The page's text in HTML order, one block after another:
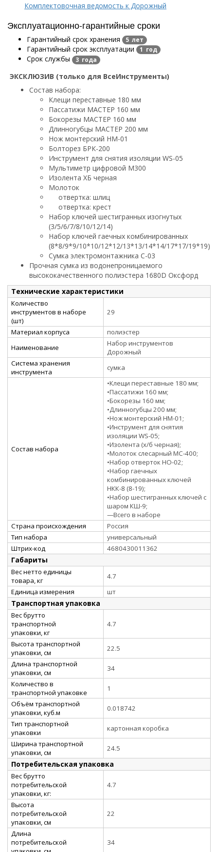
Комплектовочная ведомость к Дорожный
Эксплуатационно-гарантийные сроки
Гарантийный срок хранения 5 лет
Гарантийный срок эксплуатации 1 год
Срок службы 3 года
ЭКСКЛЮЗИВ (только для ВсеИнструменты)
Состав набора:
Клещи переставные 180 мм
Пассатижи МАСТЕР 160 мм
Бокорезы МАСТЕР 160 мм
Длинногубцы МАСТЕР 200 мм
Нож монтерский НМ-01
Болторез БРК-200
Инструмент для снятия изоляции WS-05
Мультиметр цифровой M300
Изолента ХБ черная
Молоток
отвертка: шлиц
отвертка: крест
Набор ключей шестигранных изогнутых
(3/5/6/7/8/10/12/14)
Набор ключей гаечных комбинированных
(8*8/9*9/10*10/12*12/13*13/14*14/17*17/19*19)
Сумка электромонтажника С-03
Прочная сумка из водонепроницаемого
высококачественного полиэстера 1680D Оксфорд
Технические характеристики
Количество
инструментов в наборе
(шт)
29
Материал корпуса
полиэстер
Наименование
Набор инструментов
Дорожный
Система хранения
инструмента
сумка
Состав набора
•Клещи переставные 180 мм;
•Пассатижи 160 мм;
•Бокорезы 160 мм;
•Длинногубцы 200 мм;
•Нож монтерский НМ-01;
•Инструмент для снятия
изоляции WS-05;
•Изолента (х/б черная);
•Молоток слесарный МС-400;
•Набор отверток НО-02;
•Набор гаечных
комбинированных ключей
НКК-8 (8-19);
•Набор шестигранных ключей с
шаром КШ-9;
—Всего в наборе
Страна происхождения
Россия
Тип набора
универсальный
Штрих-код
4680430011362
Габариты
Вес нетто единицы
товара, кг
4.7
Единица измерения
шт
Транспортная упаковка
Вес брутто
транспортной
упаковки, кг
4.7
Высота транспортной
упаковки, см
22.5
Длина транспортной
упаковки, см
34
Количество в
транспортной упаковке
1
Объём транспортной
упаковки, куб.м
0.018742
Тип транспортной
упаковки
картонная коробка
Ширина транспортной
упаковки, см
24.5
Потребительская упаковка
Вес брутто
потребительской
упаковки, кг:
4.7
Высота
потребительской
упаковки, см
22
Длина
потребительской
34